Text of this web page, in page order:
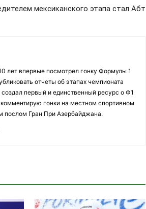
мексиканского этапа стал Абт
лет впервые посмотрел гонку Формулы 1
отчеты об этапах чемпионата
первый и единственный ресурс о Ф1
гонки на местном спортивном
послом Гран При Азербайджана.